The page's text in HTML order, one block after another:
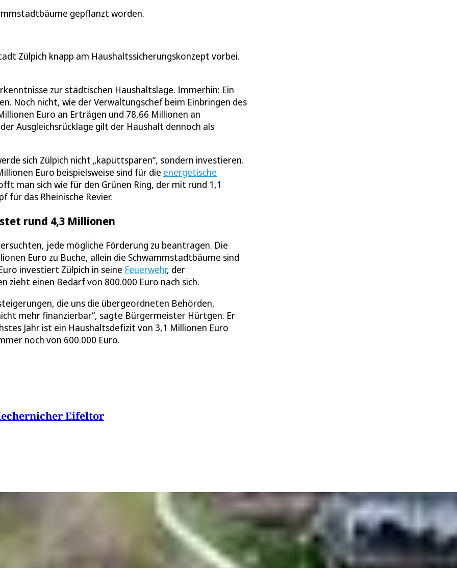
gepflanzt worden.
Zülpich knapp am Haushaltssicherungskonzept vorbei.
zur städtischen Haushaltslage. Immerhin: Ein
Noch nicht, wie der Verwaltungschef beim Einbringen des
Euro an Erträgen und 78,66 Millionen an
Ausgleichsrücklage gilt der Haushalt dennoch als
sich Zülpich nicht „kaputtsparen“, sondern investieren.
Euro beispielsweise sind für die energetische
man sich wie für den Grünen Ring, der mit rund 1,1
für das Rheinische Revier.
rund 4,3 Millionen
jede mögliche Förderung zu beantragen. Die
Euro zu Buche, allein die Schwammstadtbäume sind
investiert Zülpich in seine Feuerwehr, der
zieht einen Bedarf von 800.000 Euro nach sich.
die uns die übergeordneten Behörden,
mehr finanzierbar“, sagte Bürgermeister Hürtgen. Er
Jahr ist ein Haushaltsdefizit von 3,1 Millionen Euro
noch von 600.000 Euro.
Eifeltor